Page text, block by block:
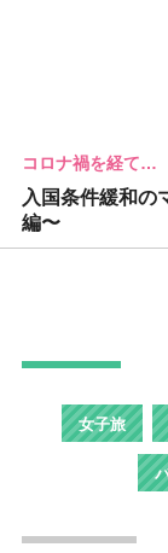
コロナ禍を経て…
入国条件緩和の
編〜
女子旅